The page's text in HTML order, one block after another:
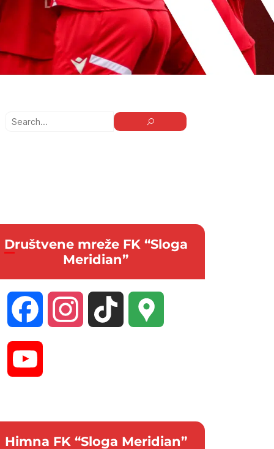
Društvene mreže FK “Sloga
Meridian”
Facebook Instagram TikTok
Himna FK “Sloga Meridian”